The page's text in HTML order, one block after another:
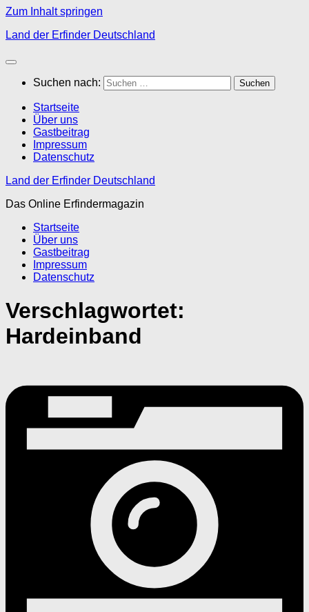
Zum Inhalt springen
Land der Erfinder Deutschland
Suchen nach:
Startseite
Über uns
Gastbeitrag
Impressum
Datenschutz
Land der Erfinder Deutschland
Das Online Erfindermagazin
Startseite
Über uns
Gastbeitrag
Impressum
Datenschutz
Verschlagwortet:
Hardeinband